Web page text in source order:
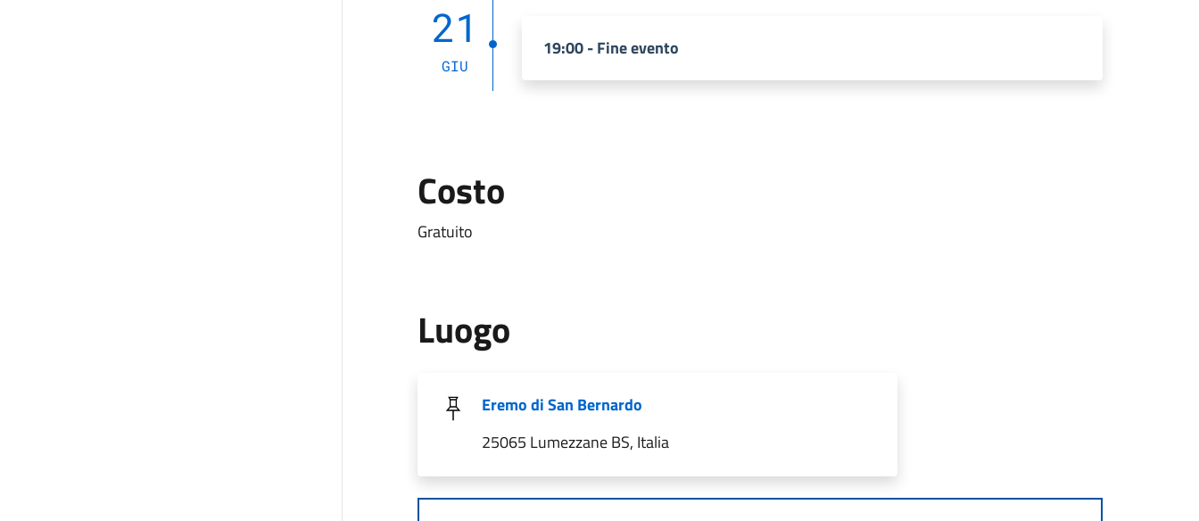
21
GIU
19:00 - Fine evento
Costo
Gratuito
Luogo
Eremo di San Bernardo
25065 Lumezzane BS, Italia